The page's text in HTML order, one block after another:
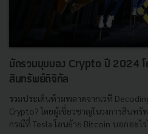
มัดรวมมุมมอง Crypto ปี 2024 โ
สินทรัพย์ดิจิทัล
รวมประเด็นห้ามพลาดจากเวที
Crypto? โดยผู้เชี่ยวชาญในวงการสินท
กรณีที่ Tesla โอนย้าย Bitcoin บอกอะไรไ